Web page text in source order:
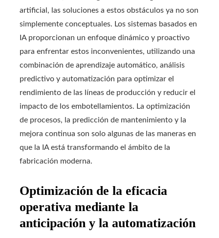
artificial, las soluciones a estos obstáculos ya no son
simplemente conceptuales. Los sistemas basados en
IA proporcionan un enfoque dinámico y proactivo
para enfrentar estos inconvenientes, utilizando una
combinación de aprendizaje automático, análisis
predictivo y automatización para optimizar el
rendimiento de las líneas de producción y reducir el
impacto de los embotellamientos. La optimización
de procesos, la predicción de mantenimiento y la
mejora continua son solo algunas de las maneras en
que la IA está transformando el ámbito de la
fabricación moderna.
Optimización de la eficacia
operativa mediante la
anticipación y la automatización